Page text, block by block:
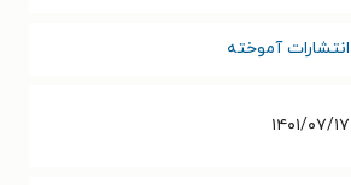
انتشارات آموخته
۱۴۰۱/۰۷/۱۷